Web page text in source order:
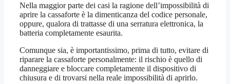
Nella maggior parte dei casi la ragione dell’impossibilità di
aprire la cassaforte è la dimenticanza del codice personale,
oppure, qualora di trattasse di una serratura elettronica, la
batteria completamente esaurita.
Comunque sia, è importantissimo, prima di tutto, evitare di
riparare la cassaforte personalmente: il rischio è quello di
danneggiare e bloccare completamente il dispositivo di
chiusura e di trovarsi nella reale impossibilità di aprirlo.